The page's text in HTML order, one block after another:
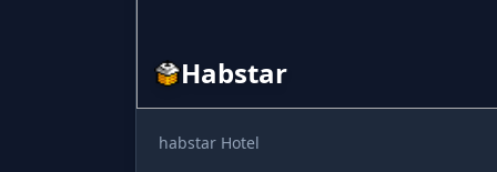
Habstar
habstar Hotel